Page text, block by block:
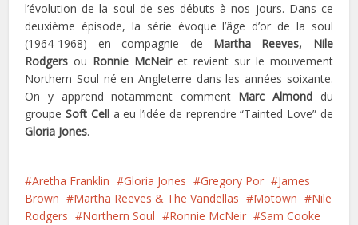
l’évolution de la soul de ses débuts à nos jours. Dans ce
deuxième épisode, la série évoque l’âge d’or de la soul
(1964-1968) en compagnie de Martha Reeves, Nile
Rodgers ou Ronnie McNeiret revient sur le mouvement
Northern Soul né en Angleterre dans les années soixante.
On y apprend notamment comment Marc Almond du
groupe Soft Cell a eu l’idée de reprendre “Tainted Love” de
Gloria Jones.
Aretha Franklin Gloria Jones Gregory Por
James
Brown
Martha Reeves & The Vandellas Motown
Nile
Rodgers
Northern Soul Ronnie McNeir
Sam Cooke